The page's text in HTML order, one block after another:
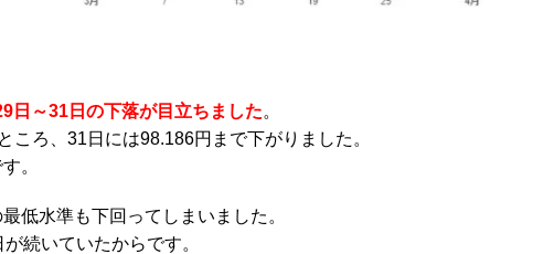
日～31日の下落が目立ちました。
ころ、31日には98.186円まで下がりました。
。
低水準も下回ってしまいました。
続いていたからです。